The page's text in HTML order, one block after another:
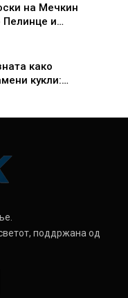
на Мечкин
Пелинце и…
како
кукли:…
поддржана од